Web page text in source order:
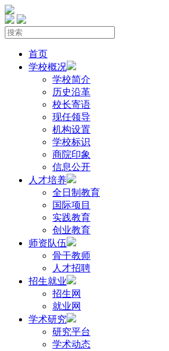
首页
学校概况
学校简介
历史沿革
校长寄语
现任领导
机构设置
学校标识
商院印象
信息公开
人才培养
全日制教育
国际项目
实践教育
创业教育
师资队伍
骨干教师
人才招聘
招生就业
招生网
就业网
学术研究
研究平台
学术动态